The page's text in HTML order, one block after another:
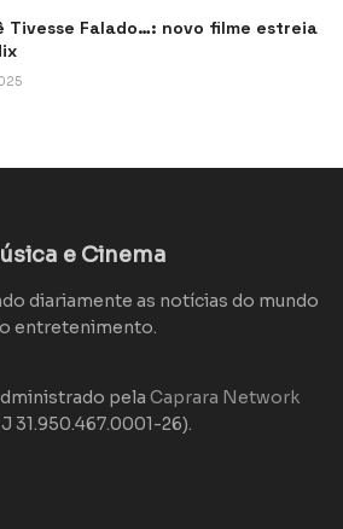
Tivesse Falado…: novo filme estreia
e Cinema
diariamente as notícias do mundo
entretenimento.
pela Caprara Network
31.950.467.0001-26).